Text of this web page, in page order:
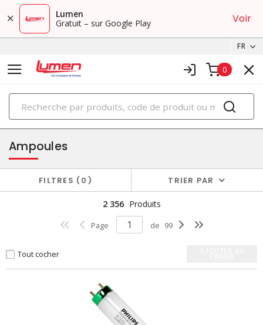
Lumen
Gratuit – sur Google Play
Voir
FR
0
PRODUITS
éclairage
Ampoules
FILTRES 0 TRIER PAR
2 356 Produits
Page de 99
Tout cocher